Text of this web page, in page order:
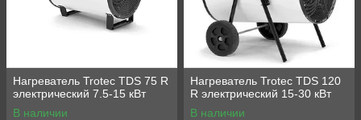
Нагреватель Trotec TDS 75 R
электрический 7.5-15 кВт
В наличии
Нагреватель Trotec TDS 120
R электрический 15-30 кВт
В наличии